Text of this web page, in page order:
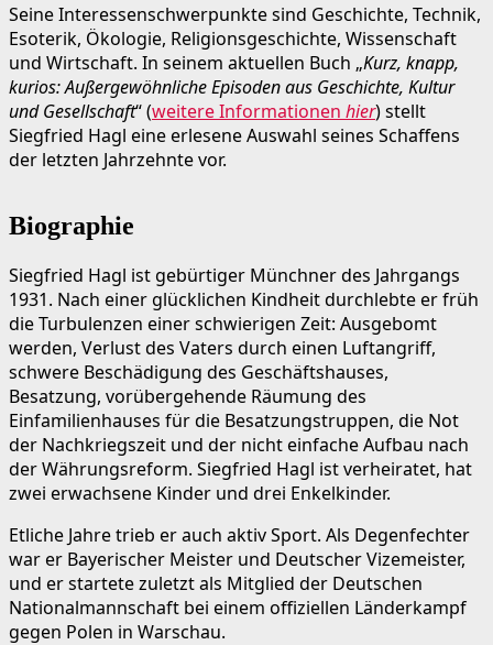
Seine Interessenschwerpunkte sind Geschichte, Technik,
Esoterik, Ökologie, Religionsgeschichte, Wissenschaft
und Wirtschaft. In seinem aktuellen Buch „Kurz, knapp,
kurios: Außergewöhnliche Episoden aus Geschichte, Kultur
und Gesellschaft“ (weitere Informationen hier) stellt
Siegfried Hagl eine erlesene Auswahl seines Schaffens
der letzten Jahrzehnte vor.
Biographie
Siegfried Hagl ist gebürtiger Münchner des Jahrgangs
1931. Nach einer glücklichen Kindheit durchlebte er früh
die Turbulenzen einer schwierigen Zeit: Ausgebomt
werden, Verlust des Vaters durch einen Luftangriff,
schwere Beschädigung des Geschäftshauses,
Besatzung, vorübergehende Räumung des
Einfamilienhauses für die Besatzungstruppen, die Not
der Nachkriegszeit und der nicht einfache Aufbau nach
der Währungsreform. Siegfried Hagl ist verheiratet, hat
zwei erwachsene Kinder und drei Enkelkinder.
Etliche Jahre trieb er auch aktiv Sport. Als Degenfechter
war er Bayerischer Meister und Deutscher Vizemeister,
und er startete zuletzt als Mitglied der Deutschen
Nationalmannschaft bei einem offiziellen Länderkampf
gegen Polen in Warschau.